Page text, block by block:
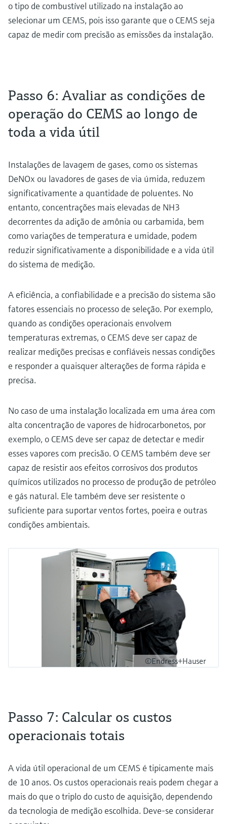
o tipo de combustível utilizado na instalação ao
selecionar um CEMS, pois isso garante que o CEMS seja
capaz de medir com precisão as emissões da instalação.
Passo 6: Avaliar as condições de
operação do CEMS ao longo de
toda a vida útil
Instalações de lavagem de gases, como os sistemas
DeNOx ou lavadores de gases de via úmida, reduzem
significativamente a quantidade de poluentes. No
entanto, concentrações mais elevadas de NH3
decorrentes da adição de amônia ou carbamida, bem
como variações de temperatura e umidade, podem
reduzir significativamente a disponibilidade e a vida útil
do sistema de medição.
A eficiência, a confiabilidade e a precisão do sistema são
fatores essenciais no processo de seleção. Por exemplo,
quando as condições operacionais envolvem
temperaturas extremas, o CEMS deve ser capaz de
realizar medições precisas e confiáveis nessas condições
e responder a quaisquer alterações de forma rápida e
precisa.
No caso de uma instalação localizada em uma área com
alta concentração de vapores de hidrocarbonetos, por
exemplo, o CEMS deve ser capaz de detectar e medir
esses vapores com precisão. O CEMS também deve ser
capaz de resistir aos efeitos corrosivos dos produtos
químicos utilizados no processo de produção de petróleo
e gás natural. Ele também deve ser resistente o
suficiente para suportar ventos fortes, poeira e outras
condições ambientais.
©Endress+Hauser
Passo 7: Calcular os custos
operacionais totais
A vida útil operacional de um CEMS é tipicamente mais
de 10 anos. Os custos operacionais reais podem chegar a
mais do que o triplo do custo de aquisição, dependendo
da tecnologia de medição escolhida. Deve-se considerar